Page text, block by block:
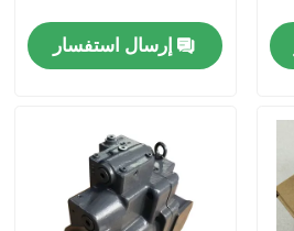
إرسال استفسار